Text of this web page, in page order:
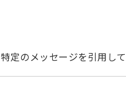
定のメッセージを引用し